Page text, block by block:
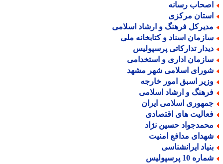
رسانه
مرکزی
فرهنگ و ارشاد اسلامی
اسناد و کتابخانه ملی
تدارکاتی پرسپولیس
اداری و استخدامی
اسلامی شهر مشهد
اسبق امور خارجه
و ارشاد اسلامی
اسلامی ایران
های اقتصادی
حسین نژاد
مدافع امنیت
ایرانشناسی
10 پرسپولیس